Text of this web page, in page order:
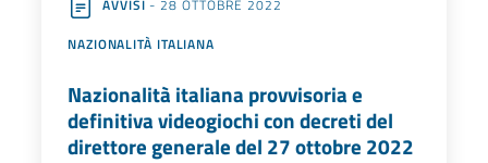
AVVISI - 28 OTTOBRE 2022
NAZIONALITÀ ITALIANA
Nazionalità italiana provvisoria e
definitiva videogiochi con decreti del
direttore generale del 27 ottobre 2022